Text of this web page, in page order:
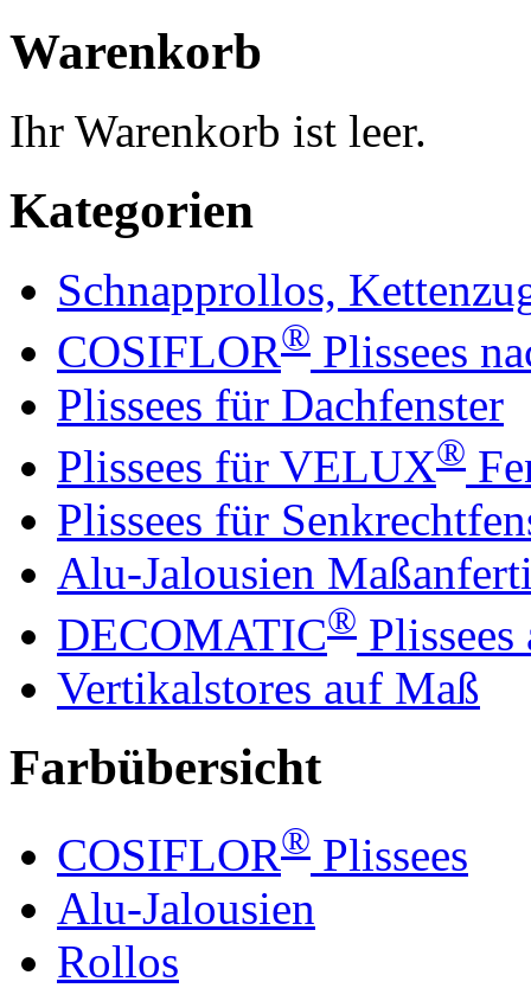
Warenkorb
Ihr Warenkorb ist leer.
Kategorien
Schnapprollos,
COSIFLOR® Plissees
Plissees für Dachfenster
Plissees für VELUX®
Plissees für
Alu-Jalousien
DECOMATIC®
Vertikalstores auf Maß
Farbübersicht
COSIFLOR® Plissees
Alu-Jalousien
Rollos